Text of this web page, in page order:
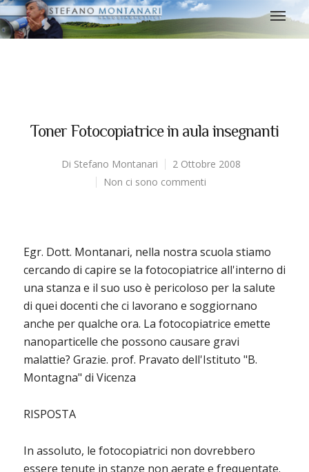
Toner Fotocopiatrice in aula insegnanti
Di Stefano Montanari
2 Ottobre 2008
Non ci sono commenti
Egr. Dott. Montanari, nella nostra scuola stiamo
cercando di capire se la fotocopiatrice all'interno di
una stanza e il suo uso è pericoloso per la salute
di quei docenti che ci lavorano e soggiornano
anche per qualche ora. La fotocopiatrice emette
nanoparticelle che possono causare gravi
malattie? Grazie. prof. Pravato dell'Istituto "B.
Montagna" di Vicenza
RISPOSTA
In assoluto, le fotocopiatrici non dovrebbero
essere tenute in stanze non aerate e frequentate.